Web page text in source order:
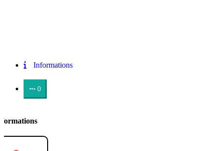
Informations
0